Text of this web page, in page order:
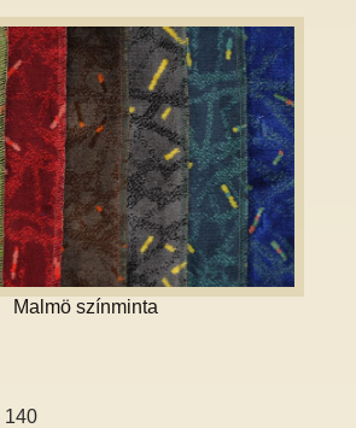
Malmö színminta
140